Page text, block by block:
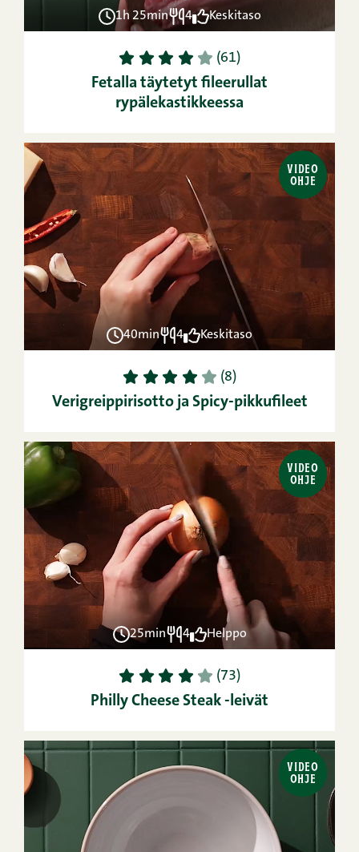
1h 25min 4 Keskitaso
1 2 3 4 5 (61)
Fetalla täytetyt fileerullat
rypälekastikkeessa
VIDEO
OHJE
40min 4 Keskitaso
1 2 3 4 5 (8)
Verigreippirisotto ja Spicy-pikkufileet
VIDEO
OHJE
25min 4 Helppo
1 2 3 4 5 (73)
Philly Cheese Steak -leivät
VIDEO
OHJE